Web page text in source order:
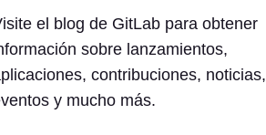
el blog de GitLab para obtener
sobre lanzamientos,
contribuciones, noticias,
y mucho más.